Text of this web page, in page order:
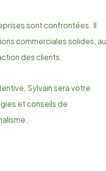
sont confrontées. Il
commerciales solides, au
des clients.
Sylvain sera votre
et conseils de